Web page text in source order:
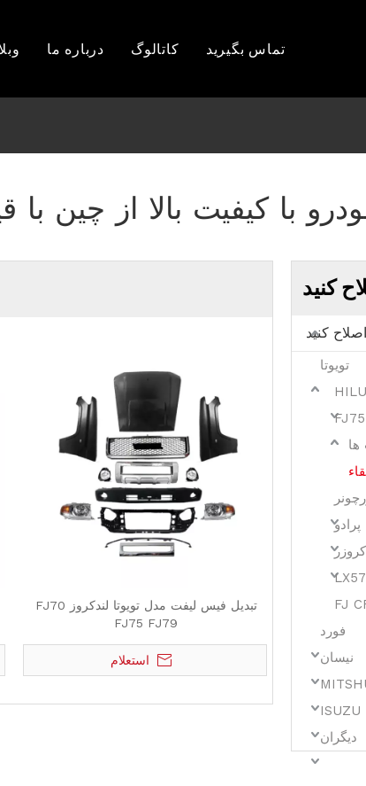
درباره ما کاتالوگ تماس بگیرید
با کیفیت بالا از چین
تبدیل فیس لیفت مدل تویوتا لندکروز FJ70
FJ75 FJ79
استعلام
کنید
کنید
تویوتا
FJ75
ها
پرادو
FJ
فورد
نیسان
ISUZU
دیگران